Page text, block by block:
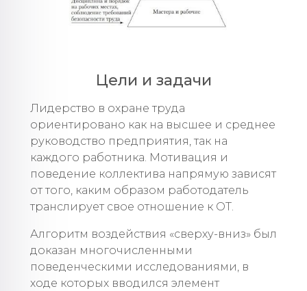
Цели и задачи
Лидерство в охране труда
ориентировано как на высшее и среднее
руководство предприятия, так на
каждого работника. Мотивация и
поведение коллектива напрямую зависят
от того, каким образом работодатель
транслирует свое отношение к ОТ.
Алгоритм воздействия «сверху-вниз» был
доказан многочисленными
поведенческими исследованиями, в
ходе которых вводился элемент